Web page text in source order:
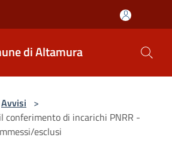
di Altamura
Avvisi >
conferimento di incarichi PNRR -
esclusi